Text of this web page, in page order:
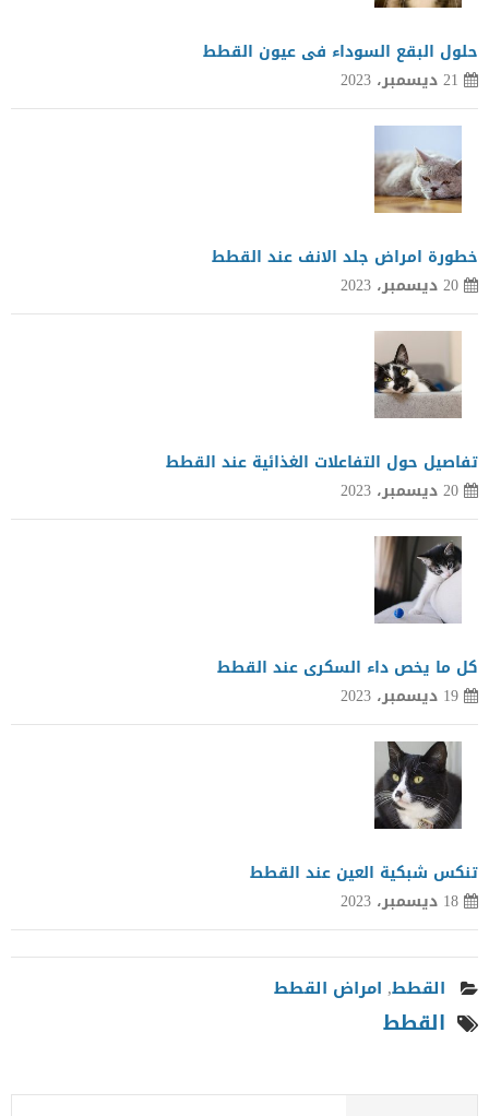
حلول البقع السوداء فى عيون القطط
21 ديسمبر، 2023
خطورة امراض جلد الانف عند القطط
20 ديسمبر، 2023
تفاصيل حول التفاعلات الغذائية عند القطط
20 ديسمبر، 2023
كل ما يخص داء السكرى عند القطط
19 ديسمبر، 2023
تنكس شبكية العين عند القطط
18 ديسمبر، 2023
القطط, امراض القطط
القطط